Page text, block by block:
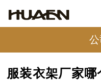
服装衣架厂家